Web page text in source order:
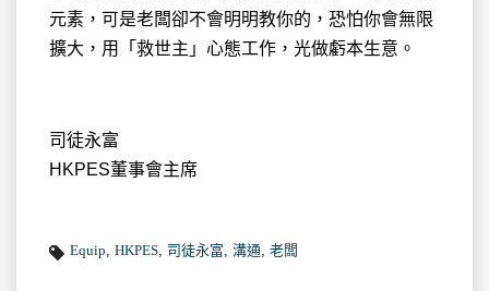
元素，可是老闆卻不會明明教你的，恐怕你會無限
擴大，用「救世主」心態工作，光做虧本生意。
司徒永富
HKPES董事會主席
Equip HKPES 司徒永富 溝通 老闆